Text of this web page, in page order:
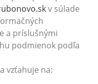
v súlade
a príslušnými
podmienok podľa
vzťahuje na: